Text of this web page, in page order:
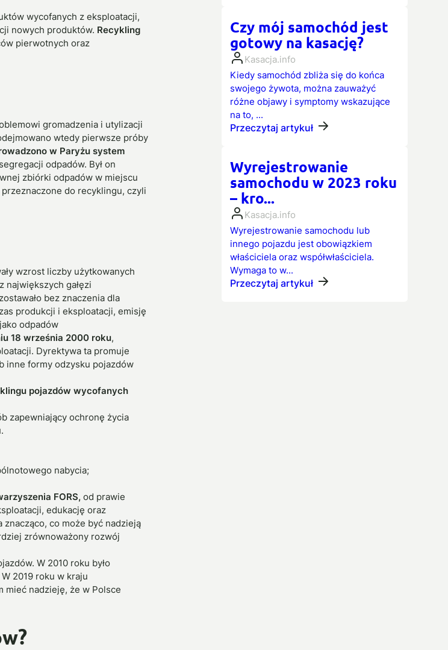
wycofanych z eksploatacji,
nowych produktów. Recykling
pierwotnych oraz
gromadzenia i utylizacji
wtedy pierwsze próby
w Paryżu system
odpadów. Był on
zbiórki odpadów w miejscu
do recyklingu, czyli
wzrost liczby użytkowanych
największych gałęzi
bez znaczenia dla
produkcji i eksploatacji, emisję
odpadów
18 września 2000 roku,
Dyrektywa ta promuje
inne formy odzysku pojazdów
pojazdów wycofanych
zapewniający ochronę życia
nabycia;
FORS, od prawie
edukację oraz
znacząco, co może być nadzieją
zrównoważony rozwój
W 2010 roku było
2019 roku w kraju
mieć nadzieję, że w Polsce
Czy mój samochód jest
gotowy na kasację?
Kasacja.info
Kiedy samochód zbliża się do końca
swojego żywota, można zauważyć
różne objawy i symptomy wskazujące
na to, ...
Przeczytaj artykuł
Wyrejestrowanie
samochodu w 2023 roku
– kro...
Kasacja.info
Wyrejestrowanie samochodu lub
innego pojazdu jest obowiązkiem
właściciela oraz współwłaściciela.
Wymaga to w...
Przeczytaj artykuł